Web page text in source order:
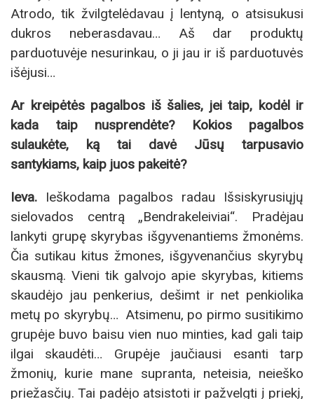
Atrodo, tik žvilgtelėdavau į lentyną, o atsisukusi
dukros neberasdavau… Aš dar produktų
parduotuvėje nesurinkau, o ji jau ir iš parduotuvės
išėjusi…
Ar kreipėtės pagalbos iš šalies, jei taip, kodėl ir
kada taip nusprendėte? Kokios pagalbos
sulaukėte, ką tai davė Jūsų tarpusavio
santykiams, kaip juos pakeitė?
Ieva. Ieškodama pagalbos radau Išsiskyrusiųjų
sielovados centrą „Bendrakeleiviai“. Pradėjau
lankyti grupę skyrybas išgyvenantiems žmonėms.
Čia sutikau kitus žmones, išgyvenančius skyrybų
skausmą. Vieni tik galvojo apie skyrybas, kitiems
skaudėjo jau penkerius, dešimt ir net penkiolika
metų po skyrybų… Atsimenu, po pirmo susitikimo
grupėje buvo baisu vien nuo minties, kad gali taip
ilgai skaudėti… Grupėje jaučiausi esanti tarp
žmonių, kurie mane supranta, neteisia, neieško
priežasčių. Tai padėjo atsistoti ir pažvelgti į priekį,